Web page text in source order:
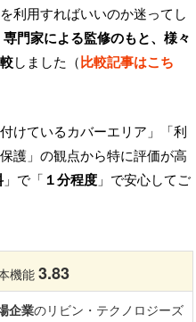
利用すればいいのか迷ってし
専門家による監修のもと、様々
しました（比較記事はこち
けているカバーエリア」「利
護」の観点から特に評価が高
」で「 １分程度 」で安心してご